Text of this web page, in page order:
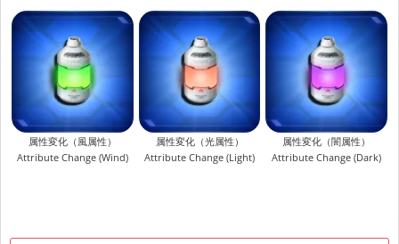
属性変化（風属性）
Attribute Change (Wind)
属性変化（光属性）
Attribute Change (Light)
属性変化（闇属性）
Attribute Change (Dark)